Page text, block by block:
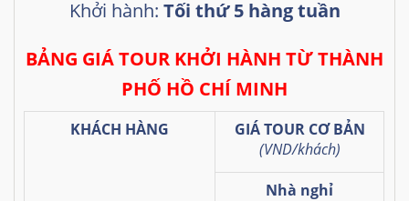
Khởi hành: Tối thứ 5 hàng tuần
BẢNG GIÁ TOUR KHỞI HÀNH TỪ THÀNH
PHỐ HỒ CHÍ MINH
KHÁCH HÀNG
GIÁ TOUR CƠ BẢN
(VND/khách)
Nhà nghỉ